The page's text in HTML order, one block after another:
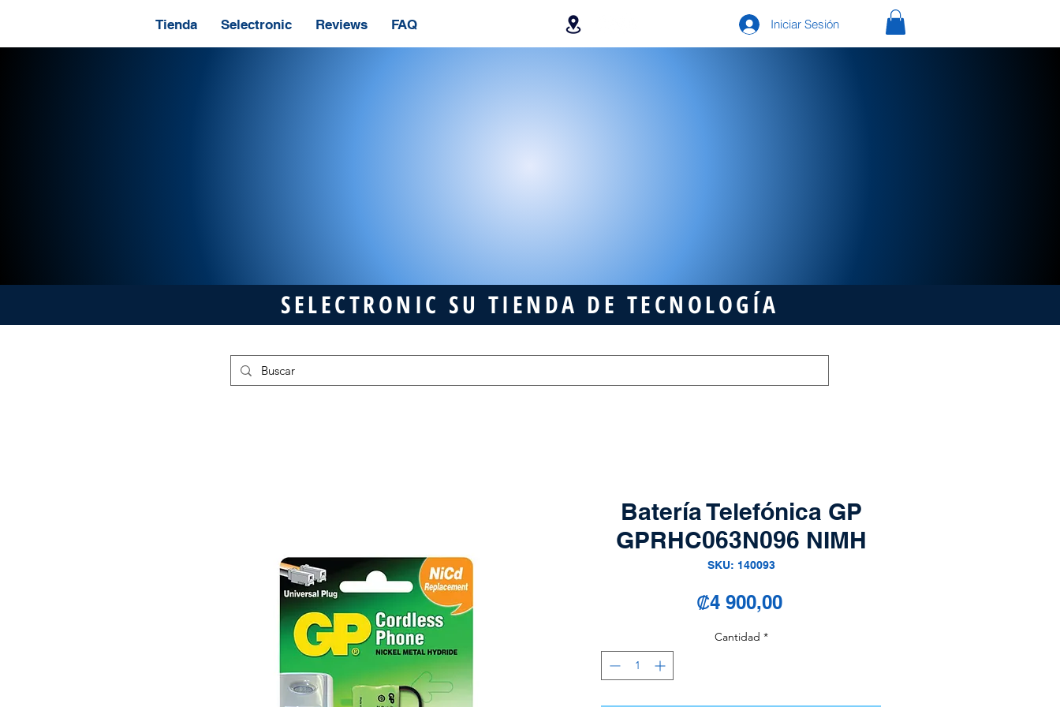
Tienda Selectronic Reviews FAQ Iniciar Sesión
SELECTRONIC SU TIENDA DE TECNOLOGÍA
Batería Telefónica GP
GPRHC063N096 NIMH
SKU: 140093
₡4 900,00Precio
Cantidad *